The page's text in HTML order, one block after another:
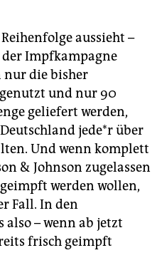
aussieht –
Impfkampagne
nur die bisher
und nur 90
geliefert werden,
je­de*r über
Und wenn komplett
& Johnson zugelassen
werden wollen,
Fall. In den
also – wenn ab jetzt
frisch geimpft